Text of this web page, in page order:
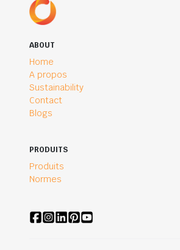
ABOUT
Home
A propos
Sustainability
Contact
Blogs
PRODUITS
Produits
Normes